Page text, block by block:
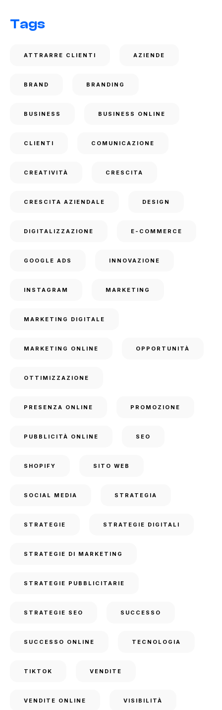
Tags
ATTRARRE CLIENTI AZIENDE
BRAND BRANDING
BUSINESS BUSINESS ONLINE
CLIENTI COMUNICAZIONE
CREATIVITÀ CRESCITA
CRESCITA AZIENDALE DESIGN
DIGITALIZZAZIONE E-COMMERCE
GOOGLE ADS INNOVAZIONE
INSTAGRAM MARKETING
MARKETING DIGITALE
MARKETING ONLINE OPPORTUNITÀ
OTTIMIZZAZIONE
PRESENZA ONLINE PROMOZIONE
PUBBLICITÀ ONLINE SEO
SHOPIFY SITO WEB
SOCIAL MEDIA STRATEGIA
STRATEGIE STRATEGIE DIGITALI
STRATEGIE DI MARKETING
STRATEGIE PUBBLICITARIE
STRATEGIE SEO SUCCESSO
SUCCESSO ONLINE TECNOLOGIA
TIKTOK VENDITE
VENDITE ONLINE VISIBILITÀ